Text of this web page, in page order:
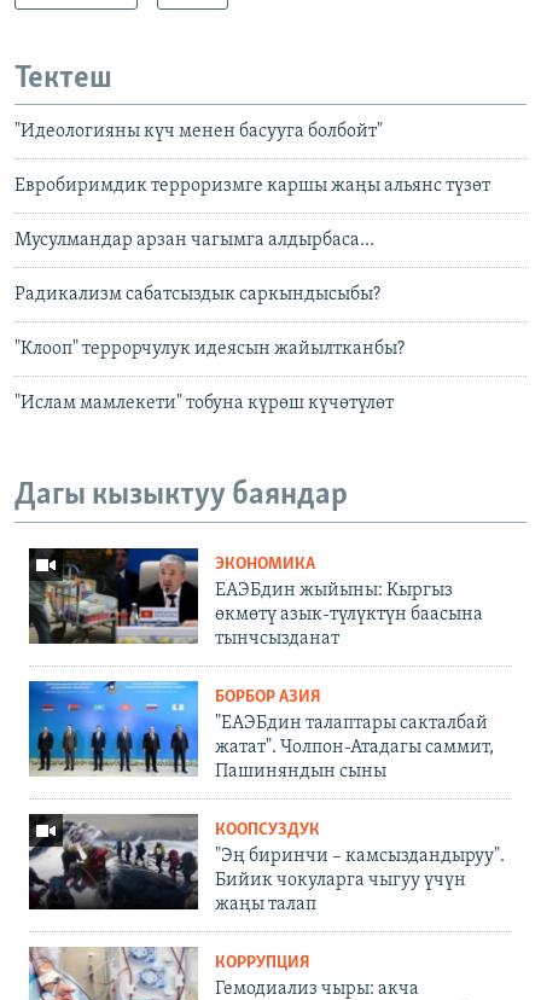
Тектеш
"Идеологияны күч менен басууга болбойт"
Евробиримдик терроризмге каршы жаңы альянс түзөт
Мусулмандар арзан чагымга алдырбаса...
Радикализм сабатсыздык саркындысыбы?
"Клооп" террорчулук идеясын жайылтканбы?
"Ислам мамлекети" тобуна күрөш күчөтүлөт
Дагы кызыктуу баяндар
ЭКОНОМИКА
ЕАЭБдин жыйыны: Кыргыз
өкмөтү азык-түлүктүн баасына
тынчсызданат
БОРБОР АЗИЯ
"ЕАЭБдин талаптары сакталбай
жатат". Чолпон-Атадагы саммит,
Пашиняндын сыны
КООПСУЗДУК
"Эң биринчи – камсыздандыруу".
Бийик чокуларга чыгуу үчүн
жаңы талап
КОРРУПЦИЯ
Гемодиализ чыры: акча